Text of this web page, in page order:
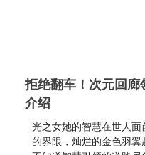
拒绝翻车！次元回
介绍
光之女她的智慧在世人
的界限，灿烂的金色羽